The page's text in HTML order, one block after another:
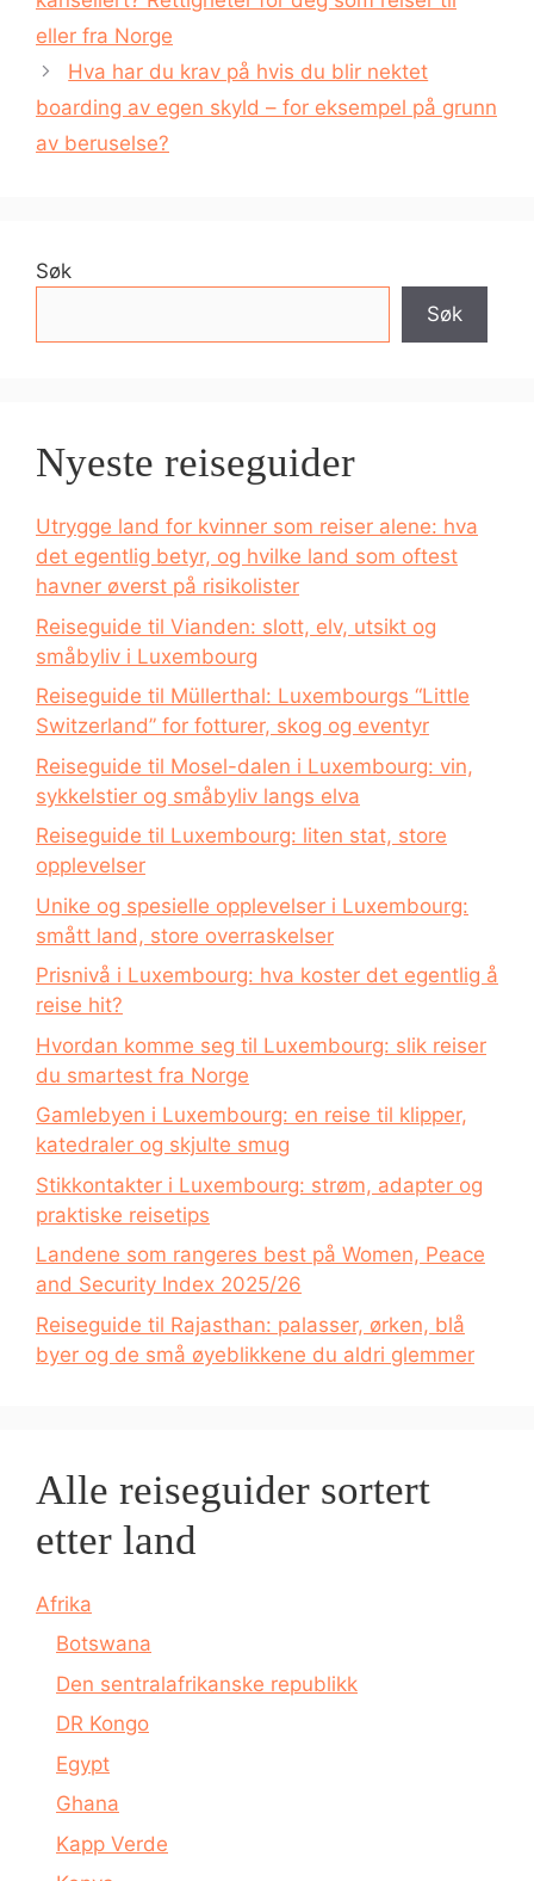
eller fra Norge
Hva har du krav på hvis du blir nektet
boarding av egen skyld – for eksempel på grunn
av beruselse?
Søk
Søk
Nyeste reiseguider
Utrygge land for kvinner som reiser alene: hva
det egentlig betyr, og hvilke land som oftest
havner øverst på risikolister
Reiseguide til Vianden: slott, elv, utsikt og
småbyliv i Luxembourg
Reiseguide til Müllerthal: Luxembourgs “Little
Switzerland” for fotturer, skog og eventyr
Reiseguide til Mosel-dalen i Luxembourg: vin,
sykkelstier og småbyliv langs elva
Reiseguide til Luxembourg: liten stat, store
opplevelser
Unike og spesielle opplevelser i Luxembourg:
smått land, store overraskelser
Prisnivå i Luxembourg: hva koster det egentlig å
reise hit?
Hvordan komme seg til Luxembourg: slik reiser
du smartest fra Norge
Gamlebyen i Luxembourg: en reise til klipper,
katedraler og skjulte smug
Stikkontakter i Luxembourg: strøm, adapter og
praktiske reisetips
Landene som rangeres best på Women, Peace
and Security Index 2025/26
Reiseguide til Rajasthan: palasser, ørken, blå
byer og de små øyeblikkene du aldri glemmer
Alle reiseguider sortert
etter land
Afrika
Botswana
Den sentralafrikanske republikk
DR Kongo
Egypt
Ghana
Kapp Verde